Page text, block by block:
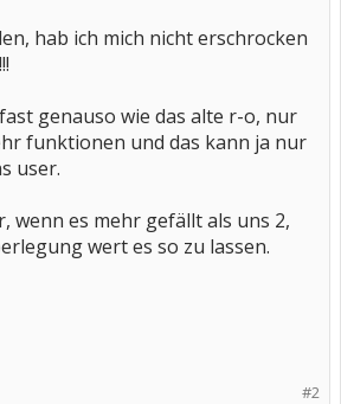
hab ich mich nicht erschrocken
!!!
genauso wie das alte r-o, nur
funktionen und das kann ja nur
user.
wenn es mehr gefällt als uns 2,
wert es so zu lassen.
#2